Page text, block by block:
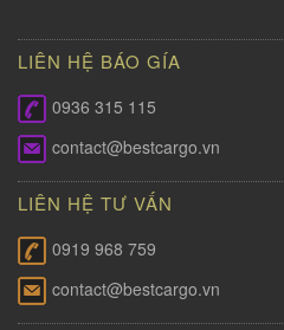
LIÊN HỆ BÁO GÍA
0936 315 115
contact@bestcargo.vn
LIÊN HỆ TƯ VẤN
0919 968 759
contact@bestcargo.vn